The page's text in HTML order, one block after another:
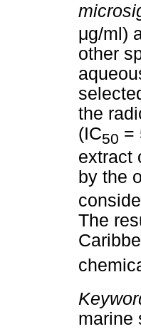
μg/ml)
other
the
(IC50 =
extract
by the
The
marine